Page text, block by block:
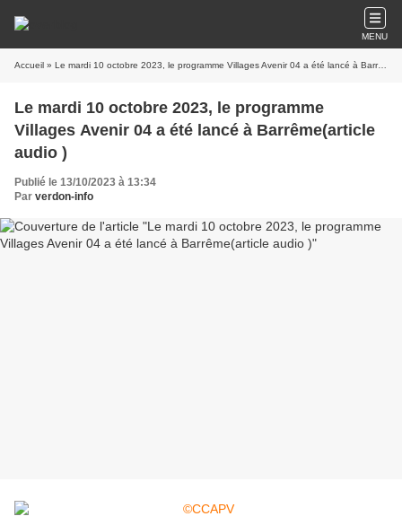
MENU
Accueil » Le mardi 10 octobre 2023, le programme Villages Avenir 04 a été lancé à Barrême(article audio )
Le mardi 10 octobre 2023, le programme
Villages Avenir 04 a été lancé à Barrême(article
audio )
Publié le 13/10/2023 à 13:34
Par verdon-info